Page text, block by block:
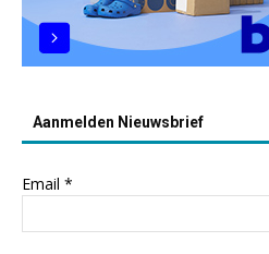
Aanmelden Nieuwsbrief
Email *